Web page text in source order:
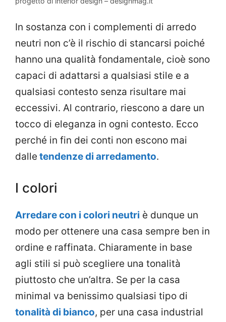
In sostanza con i complementi di arredo
neutri non c’è il rischio di stancarsi poiché
hanno una qualità fondamentale, cioè sono
capaci di adattarsi a qualsiasi stile e a
qualsiasi contesto senza risultare mai
eccessivi. Al contrario, riescono a dare un
tocco di eleganza in ogni contesto. Ecco
perché in fin dei conti non escono mai
dalle tendenze di arredamento.
I colori
Arredare con i colori neutri è dunque un
modo per ottenere una casa sempre ben in
ordine e raffinata. Chiaramente in base
agli stili si può scegliere una tonalità
piuttosto che un’altra. Se per la casa
minimal va benissimo qualsiasi tipo di
tonalità di bianco, per una casa industrial